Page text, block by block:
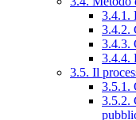
3.4.1.
3.4.2.
3.4.3.
3.4.4.
3.5. Il
3.5.1.
3.5.2.